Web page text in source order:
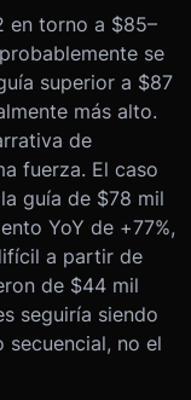
en torno a $85–
se
superior a $87
más alto.
de
fuerza. El caso
guía de $78 mil
YoY de +77%,
a partir de
de $44 mil
seguiría siendo
secuencial, no el